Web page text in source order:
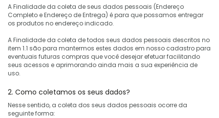
A Finalidade da coleta de seus dados pessoais (Endereço
Completo e Endereço de Entrega) é para que possamos entregar
os produtos no endereço indicado.
A Finalidade da coleta de todos seus dados pessoais descritos no
item 1.1 são para mantermos estes dados em nosso cadastro para
eventuais futuras compras que você desejar efetuar facilitando
seus acessos e aprimorando ainda mais a sua experiência de
uso.
2. Como coletamos os seus dados?
Nesse sentido, a coleta dos seus dados pessoais ocorre da
seguinte forma: